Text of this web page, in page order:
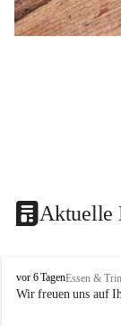
Aktuelle
B
u
vor 6 TagenEssen &
Wir freuen uns auf